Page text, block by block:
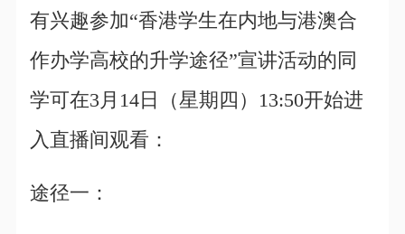
有兴趣参加“香港学生在内地与港澳合
作办学高校的升学途径”宣讲活动的同
学可在3月14日（星期四）13:50开始进
入直播间观看：
途径一：